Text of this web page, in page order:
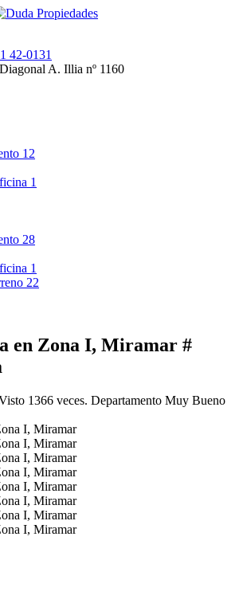
42-0131
Diagonal A. Illia nº 1160
12
1
28
1
22
en Zona I, Miramar #
1366 veces. Departamento Muy Bueno